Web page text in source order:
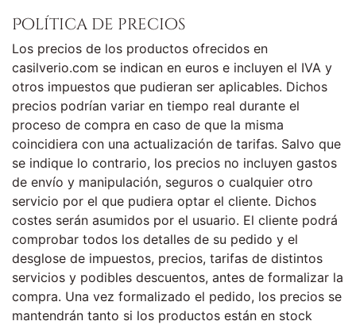
Política de precios
Los precios de los productos ofrecidos en
casilverio.com se indican en euros e incluyen el IVA y
otros impuestos que pudieran ser aplicables. Dichos
precios podrían variar en tiempo real durante el
proceso de compra en caso de que la misma
coincidiera con una actualización de tarifas. Salvo que
se indique lo contrario, los precios no incluyen gastos
de envío y manipulación, seguros o cualquier otro
servicio por el que pudiera optar el cliente. Dichos
costes serán asumidos por el usuario. El cliente podrá
comprobar todos los detalles de su pedido y el
desglose de impuestos, precios, tarifas de distintos
servicios y podibles descuentos, antes de formalizar la
compra. Una vez formalizado el pedido, los precios se
mantendrán tanto si los productos están en stock